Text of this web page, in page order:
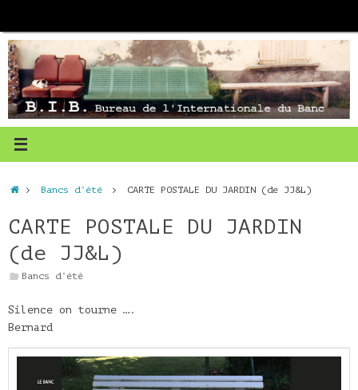
contenu
AccueilBancs d’été CARTE POSTALE DU JARDIN (de JJ&L)
CARTE POSTALE DU JARDIN
(de JJ&L)
Bancs d’été
Silence on tourne ….
Bernard